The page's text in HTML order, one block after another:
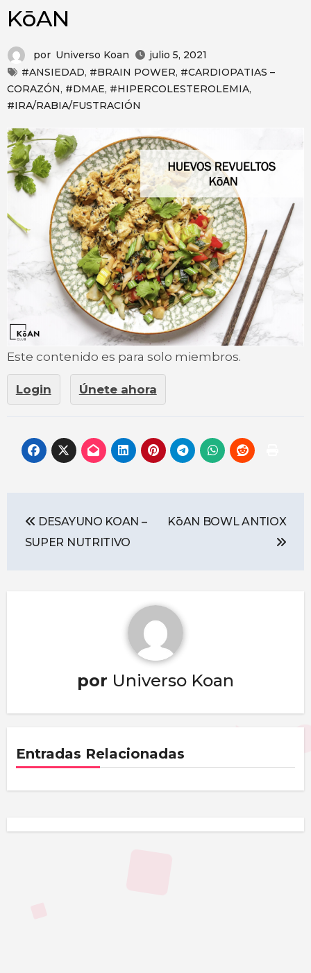
KōAN
por Universo Koan
julio 5, 2021
#ANSIEDAD, #BRAIN POWER, #CARDIOPATIAS –
CORAZÓN, #DMAE, #HIPERCOLESTEROLEMIA,
#IRA/RABIA/FUSTRACIÓN
Este contenido es para solo miembros.
Login Únete ahora
DESAYUNO KOAN –
SUPER NUTRITIVO
KōAN BOWL ANTIOX
por Universo Koan
Entradas Relacionadas